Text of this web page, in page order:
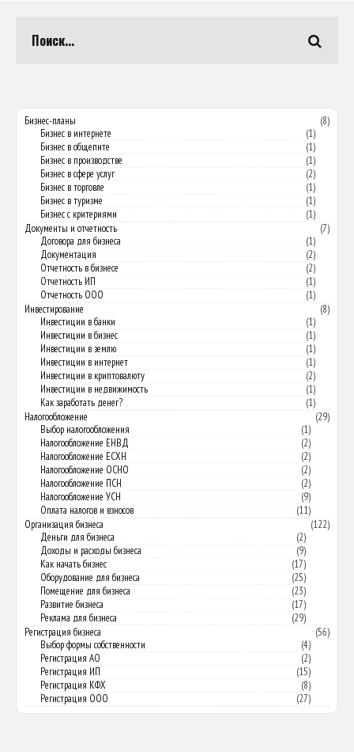
Бизнес-планы
(8)
Бизнес в интернете
(1)
Бизнес в общепите
(1)
Бизнес в производстве
(1)
Бизнес в сфере услуг
(2)
Бизнес в торговле
(1)
Бизнес в туризме
(1)
Бизнес с критериями
(1)
Документы и отчетность
(7)
Договора для бизнеса
(1)
Документация
(2)
Отчетность в бизнесе
(2)
Отчетность ИП
(1)
Отчетность ООО
(1)
Инвестирование
(8)
Инвестиции в банки
(1)
Инвестиции в бизнес
(1)
Инвестиции в землю
(1)
Инвестиции в интернет
(1)
Инвестиции в криптовалюту
(2)
Инвестиции в недвижимость
(1)
Как заработать денег?
(1)
Налогообложение
(29)
Выбор налогообложения
(1)
Налогообложение ЕНВД
(2)
Налогообложение ЕСХН
(2)
Налогообложение ОСНО
(2)
Налогообложение ПСН
(2)
Налогообложение УСН
(9)
Оплата налогов и взносов
(11)
Организация бизнеса
(122)
Деньги для бизнеса
(2)
Доходы и расходы бизнеса
(9)
Как начать бизнес
(17)
Оборудование для бизнеса
(25)
Помещение для бизнеса
(23)
Развитие бизнеса
(17)
Реклама для бизнеса
(29)
Регистрация бизнеса
(56)
Выбор формы собственности
(4)
Регистрация АО
(2)
Регистрация ИП
(15)
Регистрация КФХ
(8)
Регистрация ООО
(27)